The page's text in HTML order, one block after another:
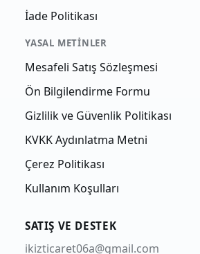
İade Politikası
YASAL METINLER
Mesafeli Satış Sözleşmesi
Ön Bilgilendirme Formu
Gizlilik ve Güvenlik Politikası
KVKK Aydınlatma Metni
Çerez Politikası
Kullanım Koşulları
SATIŞ VE DESTEK
ikizticaret06a@gmail.com